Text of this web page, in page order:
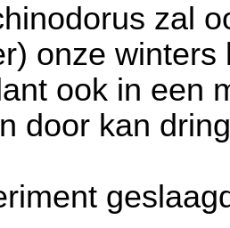
zal
onze
ook in een
door kan